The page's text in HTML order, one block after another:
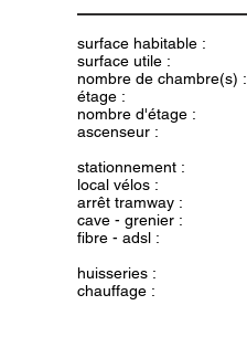
surface habitable :
surface utile :
nombre de chambre(s) :
étage :
nombre d'étage :
ascenseur :
stationnement :
local vélos :
arrêt tramway :
cave - grenier :
fibre - adsl :
huisseries :
chauffage :